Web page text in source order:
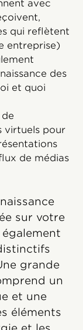
avec
qui reflètent
entreprise)
des
et quoi
virtuels pour
de médias
sur votre
grande
un
et une
éléments